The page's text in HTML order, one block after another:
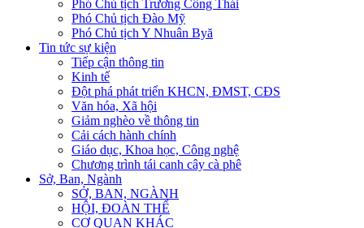
Phó Chủ tịch Trương Công Thái
Phó Chủ tịch Đào Mỹ
Phó Chủ tịch Y Nhuân Byă
Tin tức sự kiện
Tiếp cận thông tin
Kinh tế
Đột phá phát triển KHCN, ĐMST, CĐS
Văn hóa, Xã hội
Giảm nghèo về thông tin
Cải cách hành chính
Giáo dục, Khoa học, Công nghệ
Chương trình tái canh cây cà phê
Sở, Ban, Ngành
SỞ, BAN, NGÀNH
HỘI, ĐOÀN THỂ
CƠ QUAN KHÁC